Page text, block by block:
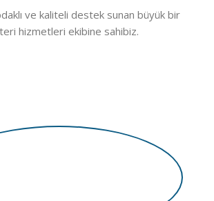
ve kaliteli destek sunan büyük bir
hizmetleri ekibine sahibiz.